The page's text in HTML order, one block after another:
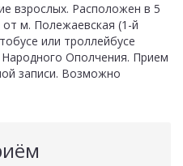
взрослых. Расположен в 5
м. Полежаевская (1-й
или троллейбусе
Ополчения. Прием
записи. Возможно